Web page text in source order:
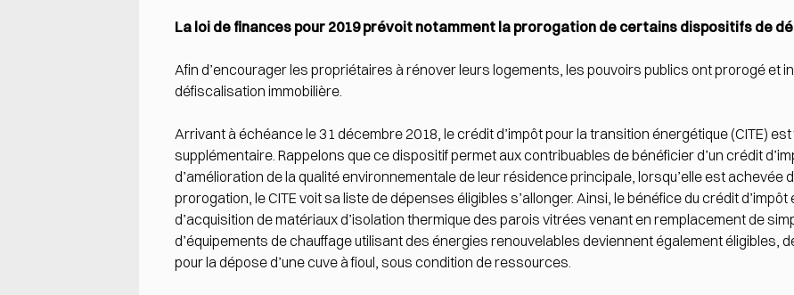
La loi de finances pour 2019 prévoit notamment la prorogation de certains dispositifs de
Afin d’encourager les propriétaires à rénover leurs logements, les pouvoirs publics ont prorogé et
défiscalisation immobilière.
Arrivant à échéance le 31 décembre 2018, le crédit d’impôt pour la transition énergétique (CITE)
supplémentaire. Rappelons que ce dispositif permet aux contribuables de bénéficier d’un crédit
d’amélioration de la qualité environnementale de leur résidence principale, lorsqu’elle est achevée
prorogation, le CITE voit sa liste de dépenses éligibles s’allonger. Ainsi, le bénéfice du crédit
d’acquisition de matériaux d’isolation thermique des parois vitrées venant en remplacement de
d’équipements de chauffage utilisant des énergies renouvelables deviennent également éligibles,
pour la dépose d’une cuve à fioul, sous condition de ressources.